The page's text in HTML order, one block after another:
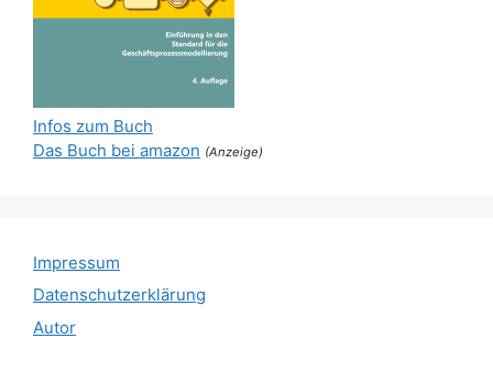
Infos zum Buch
Das Buch bei amazon (Anzeige)
Impressum
Datenschutzerklärung
Autor